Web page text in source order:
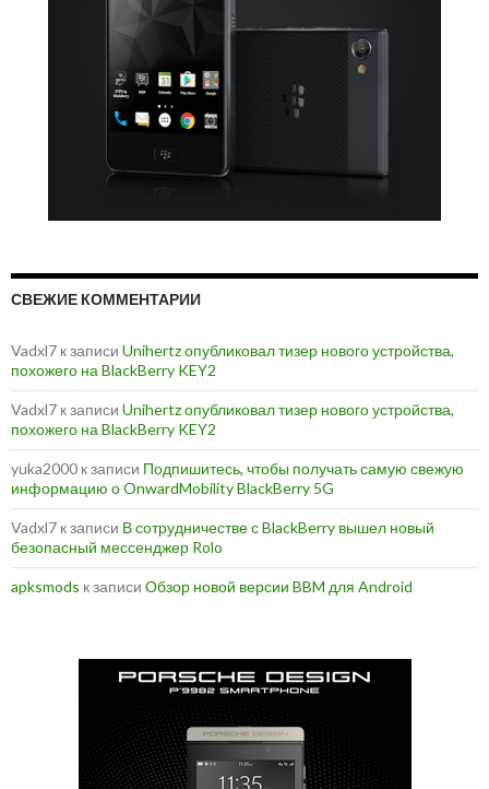
СВЕЖИЕ КОММЕНТАРИИ
Vadxl7 к записи Unihertz опубликовал тизер нового устройства,
похожего на BlackBerry KEY2
Vadxl7 к записи Unihertz опубликовал тизер нового устройства,
похожего на BlackBerry KEY2
yuka2000 к записи Подпишитесь, чтобы получать самую свежую
информацию о OnwardMobility BlackBerry 5G
Vadxl7 к записи В сотрудничестве с BlackBerry вышел новый
безопасный мессенджер Rolo
apksmods к записи Обзор новой версии BBM для Android